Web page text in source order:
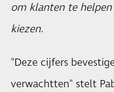
om klanten te
kiezen.
"Deze cijfers
verwachtten" stelt